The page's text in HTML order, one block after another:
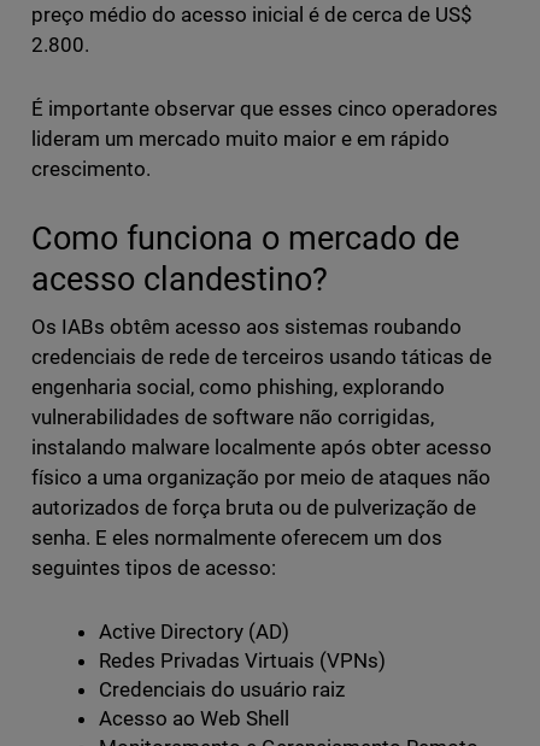
preço médio do acesso inicial é de cerca de US$
2.800.
É importante observar que esses cinco operadores
lideram um mercado muito maior e em rápido
crescimento.
Como funciona o mercado de
acesso clandestino?
Os IABs obtêm acesso aos sistemas roubando
credenciais de rede de terceiros usando táticas de
engenharia social, como phishing, explorando
vulnerabilidades de software não corrigidas,
instalando malware localmente após obter acesso
físico a uma organização por meio de ataques não
autorizados de força bruta ou de pulverização de
senha. E eles normalmente oferecem um dos
seguintes tipos de acesso:
Active Directory (AD)
Redes Privadas Virtuais (VPNs)
Credenciais do usuário raiz
Acesso ao Web Shell